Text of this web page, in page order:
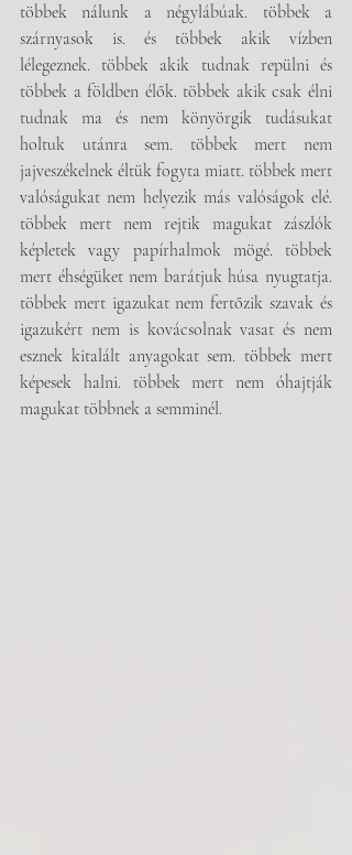
többek nálunk a négylábúak. többek a
szárnyasok is. és többek akik vízben
lélegeznek. többek akik tudnak repülni és
többek a földben élők. többek akik csak élni
tudnak ma és nem könyörgik tudásukat
holtuk utánra sem. többek mert nem
jajveszékelnek éltük fogyta miatt. többek mert
valóságukat nem helyezik más valóságok elé.
többek mert nem rejtik magukat zászlók
képletek vagy papírhalmok mögé. többek
mert éhségüket nem barátjuk húsa nyugtatja.
többek mert igazukat nem fertőzik szavak és
igazukért nem is kovácsolnak vasat és nem
esznek kitalált anyagokat sem. többek mert
képesek halni. többek mert nem óhajtják
magukat többnek a semminél.